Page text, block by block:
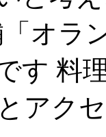
「オラ
す 料
アク